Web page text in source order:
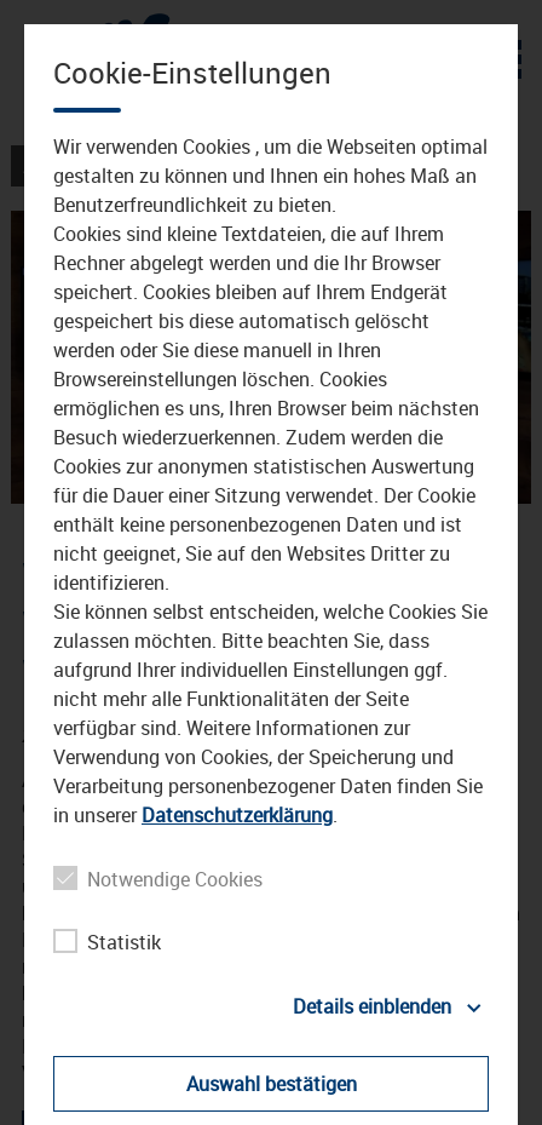
AKTUELLES
Video
Robert Pötzsch zur
Waldbad-Diskussion in
Waldkraiburg in der Süd-
Wirtschaft
22. November 2019
Am Mittwoch, 21. Februar findet im großen Saal im Haus
der Kultur in Waldkraiburg eine Bürgerversammlung statt.
Es geht um die Zukunft des Waldbads im Herzen der
Stadt. Drei Modelle zwischen Teilsanierung, Vollsanierung
und Neubau stehen zur Diskussion. Der Stadtrat hat sich
bereits aus Kostengründen mit knapper Mehrheit für einen
Neubau im Zuge einer interkommunalen Zusammenarbeit
mit der Nachbarstadt Aschau entschieden. Dadurch
könnten auch die laufenden Betriebskosten gesenkt und
mit den Nachbarn geteilt werden.
Vorstellungen und Fragen zu Wort kommen.
Cookie-Einstellungen
Wir verwenden Cookies , um die Webseiten optimal
gestalten zu können und Ihnen ein hohes Maß an
Benutzerfreundlichkeit zu bieten.
Cookies sind kleine Textdateien, die auf Ihrem
Rechner abgelegt werden und die Ihr Browser
speichert. Cookies bleiben auf Ihrem Endgerät
gespeichert bis diese automatisch gelöscht
werden oder Sie diese manuell in Ihren
Browsereinstellungen löschen. Cookies
ermöglichen es uns, Ihren Browser beim nächsten
Besuch wiederzuerkennen. Zudem werden die
Cookies zur anonymen statistischen Auswertung
für die Dauer einer Sitzung verwendet. Der Cookie
enthält keine personenbezogenen Daten und ist
nicht geeignet, Sie auf den Websites Dritter zu
identifizieren.
Sie können selbst entscheiden, welche Cookies Sie
zulassen möchten. Bitte beachten Sie, dass
aufgrund Ihrer individuellen Einstellungen ggf.
nicht mehr alle Funktionalitäten der Seite
verfügbar sind. Weitere Informationen zur
Verwendung von Cookies, der Speicherung und
Verarbeitung personenbezogener Daten finden Sie
in unsererDatenschutzerklärung.
Notwendige Cookies
Statistik
Details einblenden
Auswahl bestätigen